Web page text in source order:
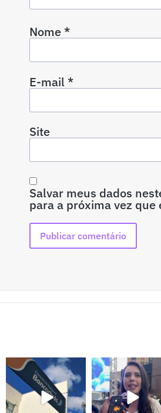
Nome*
E-mail*
Site
Salvar meus dados
para a próxima vez que